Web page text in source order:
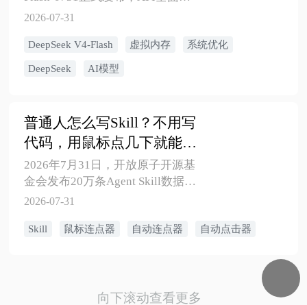
测，原生支持Codex接入。本文从
把手教你搞定虚拟内存设置、电
脑配置查询、AI运行环境配置，
2026-07-31
DeepSeek V4-Flash 虚拟内存 系统优化
DeepSeek AI模型
普通人怎么写Skill？不用写
代码，用鼠标点几下就能打
造你自己的AI自动化能力
2026年7月31日，开放原子开源基
金会发布20万条Agent Skill数据
集，Skill概念再次引爆AI圈。
通人来说像是天方夜谭。别急
连点器和宏录制这种零代码方
2026-07-31
Skill 鼠标连点器 自动连点器 自动点击器
向下滚动查看更多